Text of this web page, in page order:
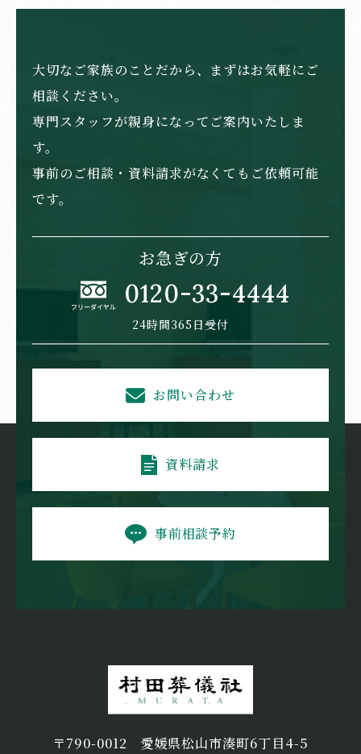
大切なご家族のことだから、まずはお気軽にご
相談ください。
専門スタッフが親身になってご案内いたしま
す。
事前のご相談・資料請求がなくてもご依頼可能
です。
お急ぎの方
0120-33-4444
24時間365日受付
お問い合わせ
資料請求
事前相談予約
〒790-0012 愛媛県松山市湊町6丁目4-5